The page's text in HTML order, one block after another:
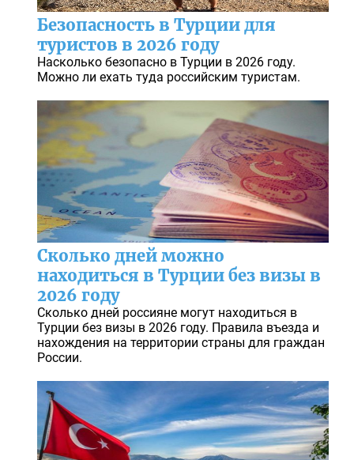
Безопасность в Турции для
туристов в 2026 году
Насколько безопасно в Турции в 2026 году.
Можно ли ехать туда российским туристам.
Сколько дней можно
находиться в Турции без визы в
2026 году
Сколько дней россияне могут находиться в
Турции без визы в 2026 году. Правила въезда и
нахождения на территории страны для граждан
России.